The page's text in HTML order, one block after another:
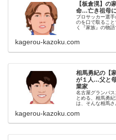
【板倉滉】の
命…亡き祖母
プロサッカー選
のを口で取るこ
く『家族』の物
kagerou-kazoku.com
相馬勇紀の【
が１人…父と
業家
名古屋グランパ
とめる、相馬勇
は、そんな相馬さ
〈平成9年〉2月
kagerou-kazoku.com